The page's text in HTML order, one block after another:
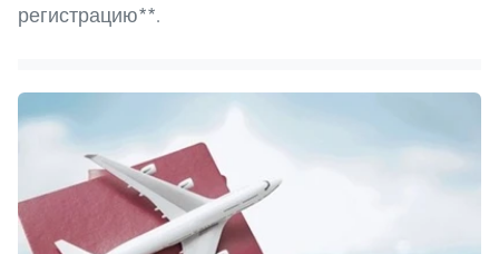
регистрацию**.